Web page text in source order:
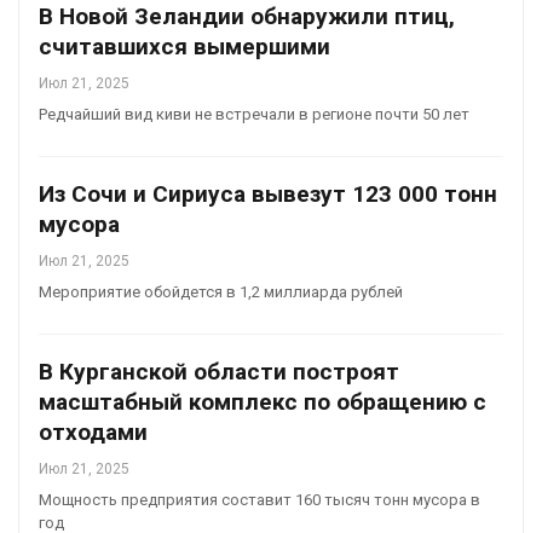
В Новой Зеландии обнаружили птиц,
считавшихся вымершими
Июл 21, 2025
Редчайший вид киви не встречали в регионе почти 50 лет
Из Сочи и Сириуса вывезут 123 000 тонн
мусора
Июл 21, 2025
Мероприятие обойдется в 1,2 миллиарда рублей
В Курганской области построят
масштабный комплекс по обращению с
отходами
Июл 21, 2025
Мощность предприятия составит 160 тысяч тонн мусора в
год